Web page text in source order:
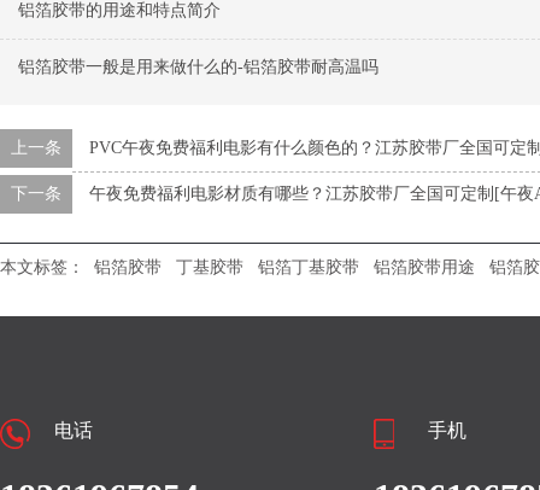
铝箔胶带的用途和特点简介
铝箔胶带一般是用来做什么的-铝箔胶带耐高温吗
上一条 PVC午夜免费福利电影有什么颜色的？江苏胶带厂全国可定
下一条 午夜免费福利电影材质有哪些？江苏胶带厂全国可定制[午夜
本文标签： 铝箔胶带 丁基胶带 铝箔丁基胶带 铝箔胶带用途 铝箔
电话 手机